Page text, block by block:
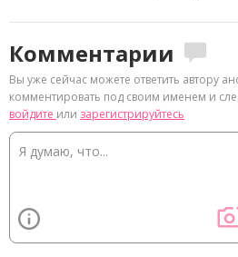
Комментарии
Вы уже сейчас можете ответить автору
комментировать под своим именем и
войдите или зарегистрируйтесь